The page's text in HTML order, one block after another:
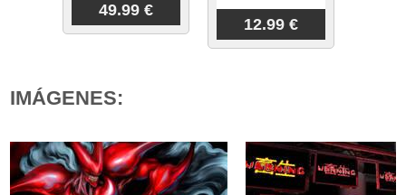
49.99 €
12.99 €
IMÁGENES: